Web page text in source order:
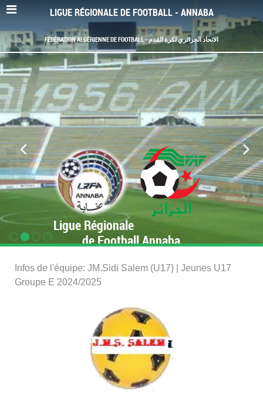
LIGUE RÉGIONALE DE FOOTBALL - ANNABA
FÉDÉRATION ALGÉRIENNE DE FOOTBALL - الاتحاد الجزائري لكرة القدم
Ligue Régionale
de Football Annaba
Infos de l'équipe: JM.Sidi Salem (U17) | Jeunes U17
Groupe E 2024/2025